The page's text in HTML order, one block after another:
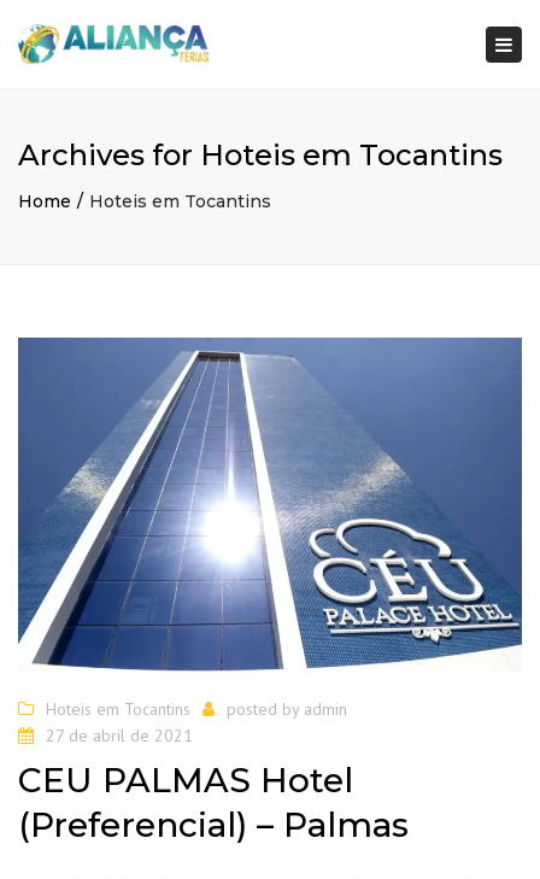
Archives for Hoteis em Tocantins
Home Hoteis em Tocantins
Hoteis em Tocantins posted by admin
27 de abril de 2021
CEU PALMAS Hotel
(Preferencial) – Palmas